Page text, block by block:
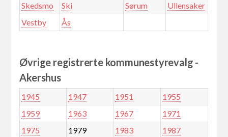
Skedsmo
Ski Sørum
Ullensaker
Vestby
Ås
Øvrige registrerte kommunestyrevalg -
Akershus
1945 1947 1951
1955
1959
1963 1967
1971
1975
1979 1983
1987